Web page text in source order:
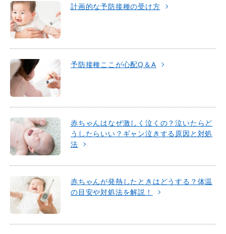
計画的な予防接種の受け方
予防接種ここが心配Q＆A
赤ちゃんはなぜ激しく泣くの？泣いたらど
うしたらいい？ギャン泣きする原因と対処
法
赤ちゃんが発熱したときはどうする？体温
の目安や対処法を解説！